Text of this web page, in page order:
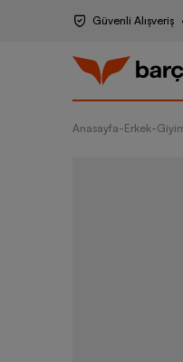
Güvenli Alışveriş
Anasayfa-Erkek-